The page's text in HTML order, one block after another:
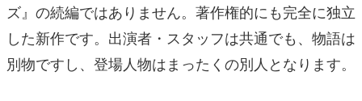
ズ』の続編ではありません。著作権的にも完全に独立
した新作です。出演者・スタッフは共通でも、物語は
別物ですし、登場人物はまったくの別人となります。